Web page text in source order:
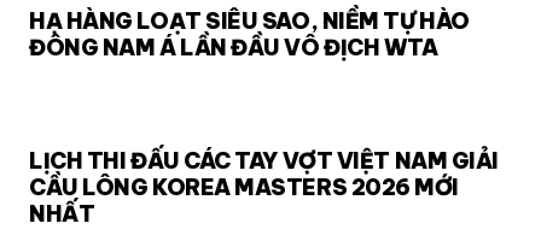
HẠ HÀNG LOẠT SIÊU SAO, NIỀM TỰ HÀO
ĐÔNG NAM Á LẦN ĐẦU VÔ ĐỊCH WTA
LỊCH THI ĐẤU CÁC TAY VỢT VIỆT NAM GIẢI
CẦU LÔNG KOREA MASTERS 2026 MỚI
NHẤT